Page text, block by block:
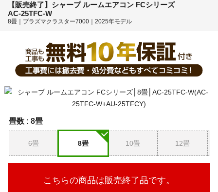
【販売終了】シャープ ルームエアコン FCシリーズ
AC-25TFC-W
8畳｜プラズマクラスター7000｜2025年モデル
畳数 : 8畳
6畳 8畳 10畳 12畳
こちらの商品は販売終了品です。